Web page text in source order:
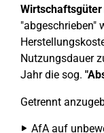
Wirtschaftsgüter
"abgeschrieben"
Nutzungsdauer
Jahr die sog.
Getrennt
AfA auf